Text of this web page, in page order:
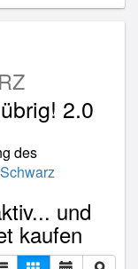
2.0
des
und
kaufen